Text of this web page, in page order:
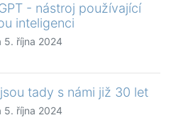
- nástroj používající
inteligenci
5. října 2024
tady s námi již 30 let
5. října 2024